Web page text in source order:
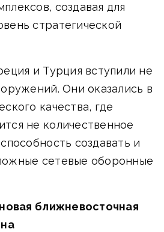
создавая для
стратегической
и Турция вступили не
Они оказались в
качества, где
не количественное
создавать и
сетевые оборонные
ближневосточная